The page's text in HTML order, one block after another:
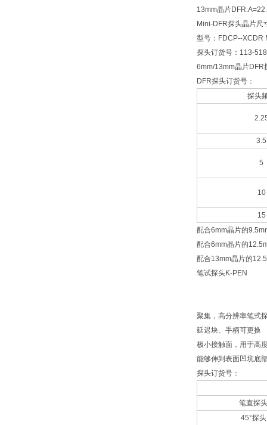
13mm晶片
Mini-DFR探头晶片尺
型号：FDCP--XCDR
探头订货号：113-
6mm/13mm晶片
DFR探头订货号：
探头
3.5
5
10
15
配合6mm晶片的
配合6mm晶片的
配合13mm晶片的
笔试探头K-PEN
聚集，高分辨率笔式
延迟块、手柄可更换
极小接触面，用于高
能够伸到表面凹坑底
探头订货号：
笔直探头
45°探头